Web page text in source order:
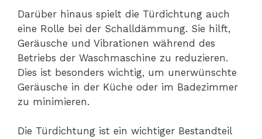
Darüber hinaus spielt die Türdichtung auch
eine Rolle bei der Schalldämmung. Sie hilft,
Geräusche und Vibrationen während des
Betriebs der Waschmaschine zu reduzieren.
Dies ist besonders wichtig, um unerwünschte
Geräusche in der Küche oder im Badezimmer
zu minimieren.
Die Türdichtung ist ein wichtiger Bestandteil